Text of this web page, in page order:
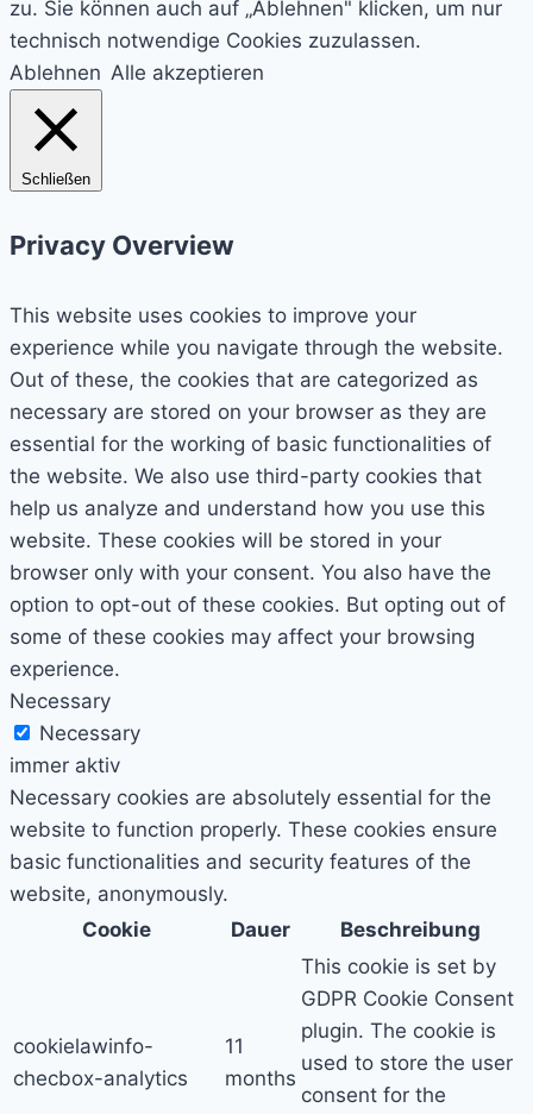
zu. Sie können auch auf „Ablehnen" klicken, um nur
technisch notwendige Cookies zuzulassen.
Ablehnen Alle akzeptieren
Schließen
Privacy Overview
This website uses cookies to improve your
experience while you navigate through the website.
Out of these, the cookies that are categorized as
necessary are stored on your browser as they are
essential for the working of basic functionalities of
the website. We also use third-party cookies that
help us analyze and understand how you use this
website. These cookies will be stored in your
browser only with your consent. You also have the
option to opt-out of these cookies. But opting out of
some of these cookies may affect your browsing
experience.
Necessary
Necessary
immer aktiv
Necessary cookies are absolutely essential for the
website to function properly. These cookies ensure
basic functionalities and security features of the
website, anonymously.
Cookie
Dauer Beschreibung
cookielawinfo-
checbox-analytics
11
months
This cookie is set by
GDPR Cookie Consent
plugin. The cookie is
used to store the user
consent for the